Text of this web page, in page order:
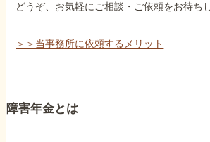
どうぞ、お気軽にご相談・ご依頼をお待ち
＞＞当事務所に依頼するメリット
障害年金とは